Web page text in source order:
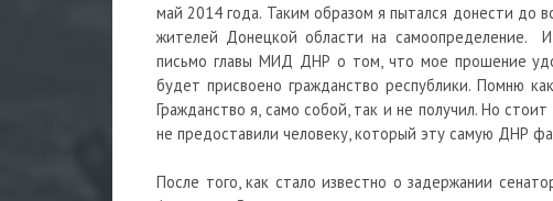
май 2014 года. Таким образом я пытался донести до
жителей Донецкой области на самоопределение.
письмо главы МИД ДНР о том, что мое прошение
будет присвоено гражданство республики. Помню
Гражданство я, само собой, так и не получил. Но
не предоставили человеку, который эту самую ДНР
После того, как стало известно о задержании